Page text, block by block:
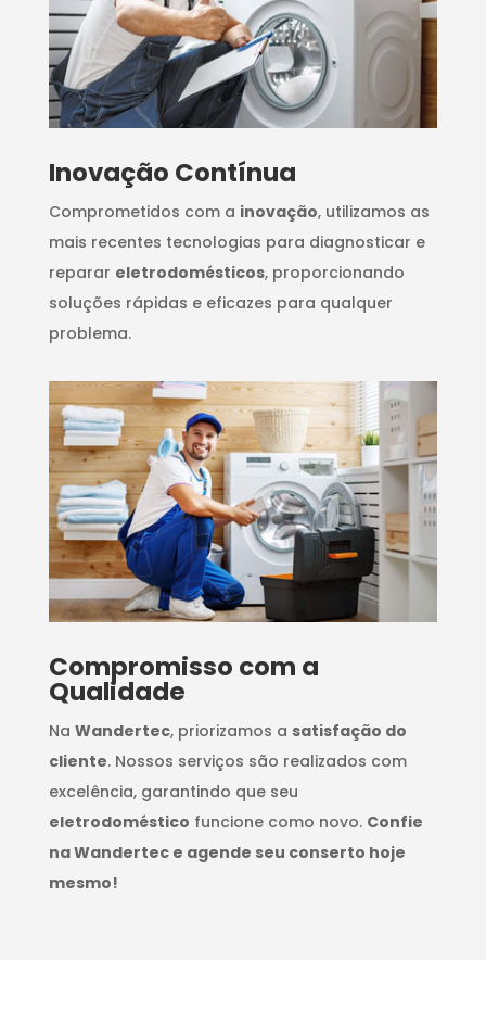
Inovação Contínua
Comprometidos com a inovação, utilizamos as
mais recentes tecnologias para diagnosticar e
reparar eletrodomésticos, proporcionando
soluções rápidas e eficazes para qualquer
problema.
Compromisso com a
Qualidade
Na Wandertec, priorizamos a satisfação do
cliente. Nossos serviços são realizados com
excelência, garantindo que seu
eletrodoméstico funcione como novo. Confie
na Wandertec e agende seu conserto hoje
mesmo!